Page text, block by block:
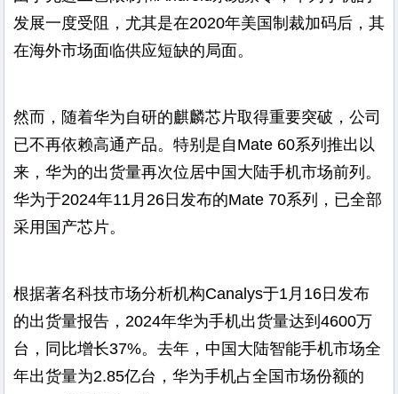
发展一度受阻，尤其是在2020年美国制裁加码后，其
在海外市场面临供应短缺的局面。
然而，随着华为自研的麒麟芯片取得重要突破，公司
已不再依赖高通产品。特别是自Mate 60系列推出以
来，华为的出货量再次位居中国大陆手机市场前列。
华为于2024年11月26日发布的Mate 70系列，已全部
采用国产芯片。
根据著名科技市场分析机构Canalys于1月16日发布
的出货量报告，2024年华为手机出货量达到4600万
台，同比增长37%。去年，中国大陆智能手机市场全
年出货量为2.85亿台，华为手机占全国市场份额的